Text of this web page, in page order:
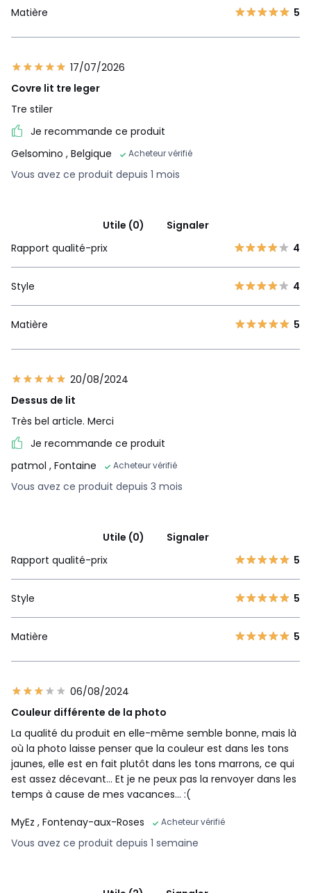
Matière 5
17/07/2026
Covre lit tre leger
Tre stiler
Je recommande ce produit
Gelsomino , Belgique Acheteur vérifié
Vous avez ce produit depuis 1 mois
Utile (0)
Signaler
Rapport qualité-prix
4
Style 4
Matière 5
20/08/2024
Dessus de lit
Très bel article. Merci
Je recommande ce produit
patmol , Fontaine Acheteur vérifié
Vous avez ce produit depuis 3 mois
Utile (0)
Signaler
Rapport qualité-prix
5
Style 5
Matière 5
06/08/2024
Couleur différente de la photo
La qualité du produit en elle-même semble bonne, mais là
où la photo laisse penser que la couleur est dans les tons
jaunes, elle est en fait plutôt dans les tons marrons, ce qui
est assez décevant... Et je ne peux pas la renvoyer dans les
temps à cause de mes vacances... :(
MyEz , Fontenay-aux-Roses Acheteur vérifié
Vous avez ce produit depuis 1 semaine